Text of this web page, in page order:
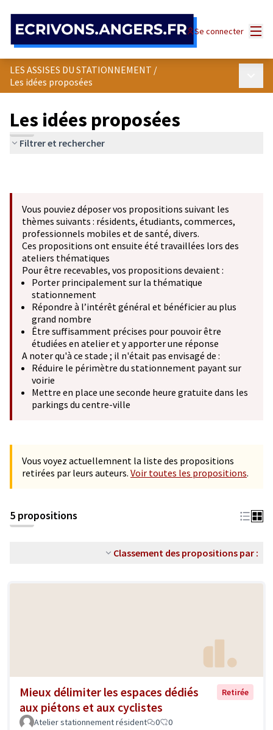
Se connecter
LES ASSISES DU STATIONNEMENT /
Les idées proposées
Les idées proposées
Filtrer et rechercher
Vous pouviez déposer vos propositions suivant les
thèmes suivants : résidents, étudiants, commerces,
professionnels mobiles et de santé, divers.
Ces propositions ont ensuite été travaillées lors des
ateliers thématiques
Pour être recevables, vos propositions devaient :
Porter principalement sur la thématique
stationnement
Répondre à l’intérêt général et bénéficier au plus
grand nombre
Être suffisamment précises pour pouvoir être
étudiées en atelier et y apporter une réponse
A noter qu'à ce stade ; il n'était pas envisagé de :
Réduire le périmètre du stationnement payant sur
voirie
Mettre en place une seconde heure gratuite dans les
parkings du centre-ville
Vous voyez actuellemnent la liste des propositions
retirées par leurs auteurs. Voir toutes les propositions.
5 propositions
Classement des propositions par :
Mieux délimiter les espaces dédiés
aux piétons et aux cyclistes
Retirée
Atelier stationnement résident 0 0